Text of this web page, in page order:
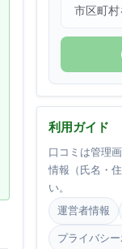
利用ガイド
口コミは管理
情報（氏名・
い。
運営者情報
プライバシ